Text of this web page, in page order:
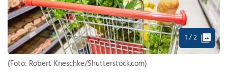
1 / 2
(Foto: Robert Kneschke/Shutterstock.com)